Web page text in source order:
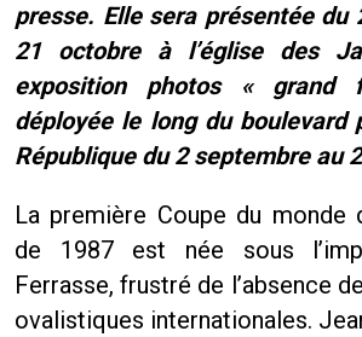
presse. Elle sera présentée du
21 octobre à l’église des
exposition photos « grand
déployée le long du boulevard
République du 2 septembre au
La première Coupe du monde
de 1987 est née sous
Ferrasse, frustré de l’absence
ovalistiques internationales.